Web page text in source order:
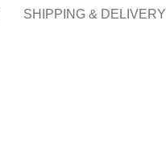
SHIPPING & DELIVERY